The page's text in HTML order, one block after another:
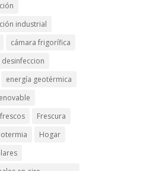
industrial
cámara frigorífica
desinfeccion
energía geotérmica
Frescura
Hogar